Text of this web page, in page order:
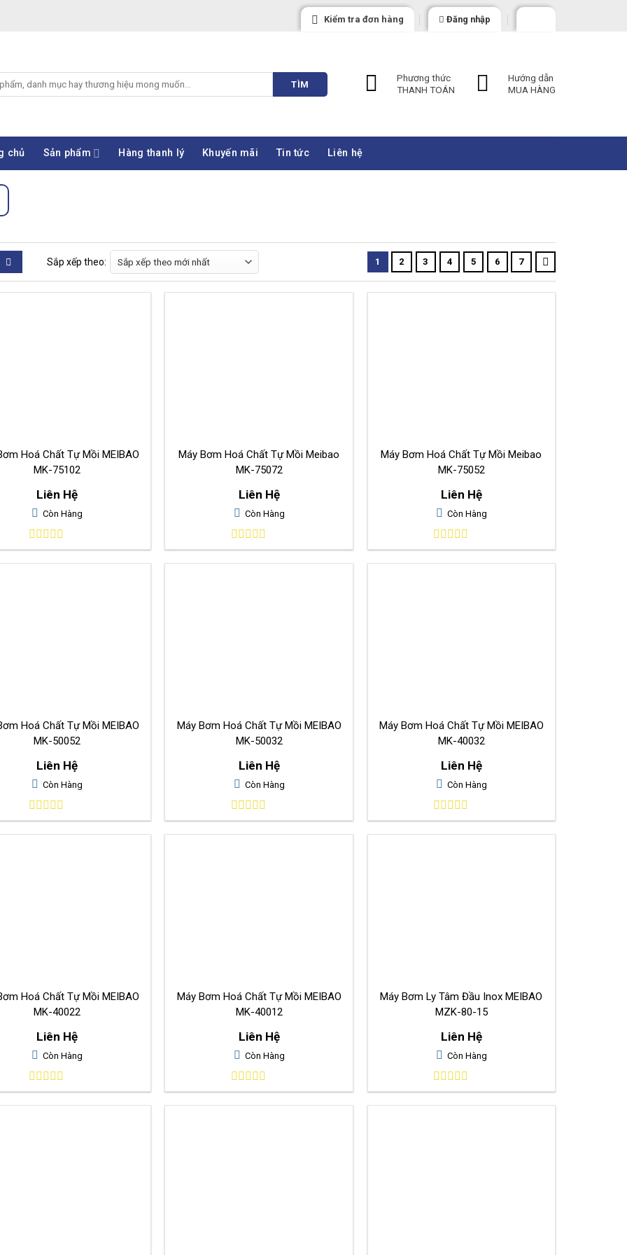
Kiểm tra đơn hàng Đăng nhập
TÌM
Phương thức
THANH TOÁN
Hướng dẫn
MUA HÀNG
chủ Sản phẩm Hàng thanh lý Khuyến mãi Tin tức Liên hệ
Sắp xếp theo: 1 2 3 4 5 6 7
Hoá Chất Tự Mồi MEIBAO
MK-75102
Liên Hệ
Còn Hàng
0
out
Máy Bơm Hoá Chất Tự Mồi Meibao
MK-75072
Liên Hệ
Còn Hàng
0
out
Máy Bơm Hoá Chất Tự Mồi Meibao
MK-75052
Liên Hệ
Còn Hàng
0
out
Hoá Chất Tự Mồi MEIBAO
MK-50052
Liên Hệ
Còn Hàng
0
out
Máy Bơm Hoá Chất Tự Mồi MEIBAO
MK-50032
Liên Hệ
Còn Hàng
0
out
Máy Bơm Hoá Chất Tự Mồi MEIBAO
MK-40032
Liên Hệ
Còn Hàng
0
out
Hoá Chất Tự Mồi MEIBAO
MK-40022
Liên Hệ
Còn Hàng
0
out
Máy Bơm Hoá Chất Tự Mồi MEIBAO
MK-40012
Liên Hệ
Còn Hàng
0
out
Máy Bơm Ly Tâm Đầu Inox MEIBAO
MZK-80-15
Liên Hệ
Còn Hàng
0
out